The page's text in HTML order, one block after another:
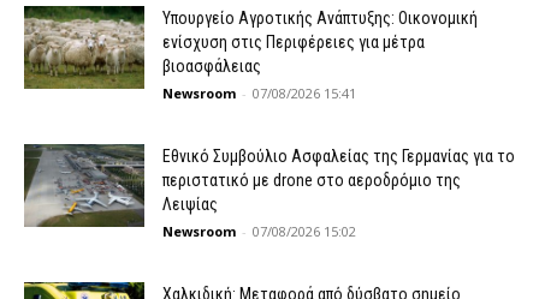
Υπουργείο Αγροτικής Ανάπτυξης: Οικονομική
ενίσχυση στις Περιφέρειες για μέτρα
βιοασφάλειας
Newsroom - 07/08/2026 15:41
Εθνικό Συμβούλιο Ασφαλείας της Γερμανίας για το
περιστατικό με drone στο αεροδρόμιο της
Λειψίας
Newsroom - 07/08/2026 15:02
Χαλκιδική: Μεταφορά από δύσβατο σημείο